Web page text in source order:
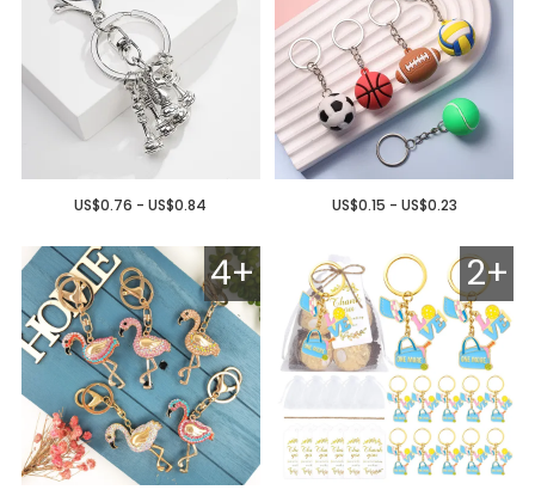
US$0.76 - US$0.84 US$0.15 - US$0.23
4+ 2+